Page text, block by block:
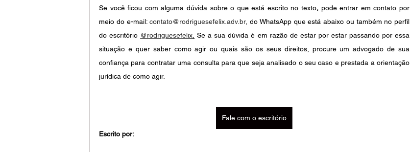
Se você ficou com alguma dúvida sobre o que está escrito no texto, pode entrar em contato por
meio do e-mail: contato@rodriguesefelix.adv.br, do WhatsApp que está abaixo ou também no perfil
do escritório @rodriguesefelix Se a sua dúvida é em razão de estar por estar passando por essa
situação e quer saber como agir ou quais são os seus direitos, procure um advogado de sua
confiança para contratar uma consulta para que seja analisado o seu caso e prestada a orientação
jurídica de como agir.
Fale com o escritório
Escrito por: